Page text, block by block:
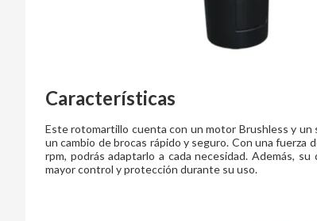
Características
Este rotomartillo cuenta con un motor Brushless y un
un cambio de brocas rápido y seguro. Con una fuerza
rpm, podrás adaptarlo a cada necesidad. Además,
mayor control y protección durante su uso.